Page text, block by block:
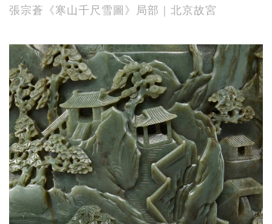
張宗蒼《寒山千尺雪圖》局部｜北京故宮